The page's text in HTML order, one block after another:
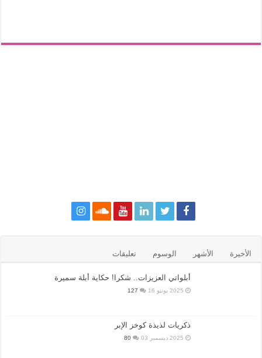
الأخيرة الأشهر الوسوم تعليقات
أبلواتي العزيزات.. شكرا! حكاية أبلة سميرة
2025 يونيو 16 127
ذكريات لذيذة كوخز الإبر
2025 ديسمبر 03 80